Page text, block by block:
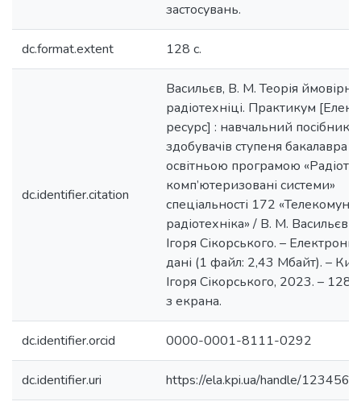
застосувань.
dc.format.extent 128 с.
dc.identifier.citation
Васильєв, В. М. Теорія
радіотехніці. Практикум
ресурс] : навчальний посібник
здобувачів ступеня бакалавра
освітньою програмою
комп’ютеризовані системи»
спеціальності 172
радіотехніка» / В. М. Васильєв ;
Ігоря Сікорського. – Електронні
дані (1 файл: 2,43 Мбайт). –
Ігоря Сікорського, 2023. – 128
з екрана.
dc.identifier.orcid 0000-0001-8111-0292
dc.identifier.uri https://ela.kpi.ua/handle/